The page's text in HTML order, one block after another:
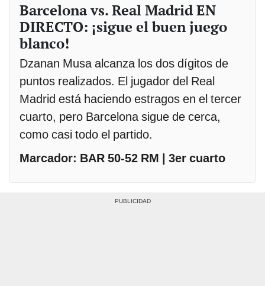
Barcelona vs. Real Madrid EN
DIRECTO: ¡sigue el buen juego
blanco!
Dzanan Musa alcanza los dos dígitos de
puntos realizados. El jugador del Real
Madrid está haciendo estragos en el tercer
cuarto, pero Barcelona sigue de cerca,
como casi todo el partido.
Marcador: BAR 50-52 RM | 3er cuarto